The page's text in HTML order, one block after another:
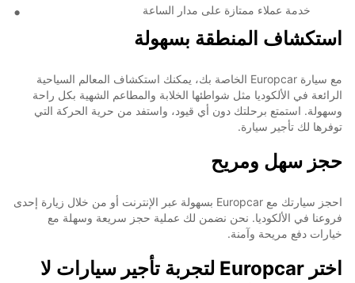
خدمة عملاء ممتازة على مدار الساعة
استكشاف المنطقة بسهولة
مع سيارة Europcar الخاصة بك، يمكنك استكشاف المعالم السياحية
الرائعة في الألكوديا مثل شواطئها الخلابة والمطاعم الشهية بكل راحة
وسهولة. استمتع برحلتك دون أي قيود، واستفد من حرية الحركة التي
توفرها لك تأجير سيارة.
حجز سهل ومريح
احجز سيارتك مع Europcar بسهولة عبر الإنترنت أو من خلال زيارة إحدى
فروعنا في الألكوديا. نحن نضمن لك عملية حجز سريعة وسهلة مع
خيارات دفع مريحة وآمنة.
اختر Europcar لتجربة تأجير سيارات لا